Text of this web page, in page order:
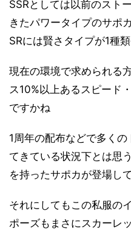
SSRとしては以前のスト
きたパワータイプのサポ
SRには賢さタイプが1種
現在の環境で求められる
ス10%以上あるスピード
ですかね
1周年の配布などで多く
てきている状況下とは思
を持ったサポカが登場し
それにしてもこの私服の
ポーズもまさにスカーレ